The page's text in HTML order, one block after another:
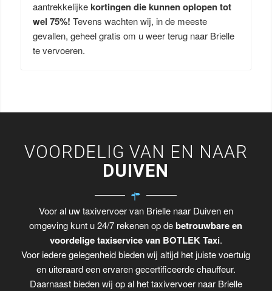
aantrekkelijkekortingen die kunnen oplopen tot
wel 75%! Tevens wachten wij, in de meeste
gevallen, geheel gratis om u weer terug naar Brielle
te vervoeren.
VOORDELIG VAN EN NAAR
DUIVEN
Voor al uw taxivervoer van Brielle naar Duiven en
omgeving kunt u 24/7 rekenen op debetrouwbare en
voordelige taxiservice van BOTLEK Taxi.
Voor iedere gelegenheid bieden wij altijd het juiste voertuig
en uiteraard een ervaren gecertificeerde chauffeur.
Daarnaast bieden wij op al het taxivervoer naar Brielle